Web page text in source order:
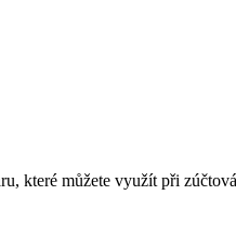
které můžete využít při